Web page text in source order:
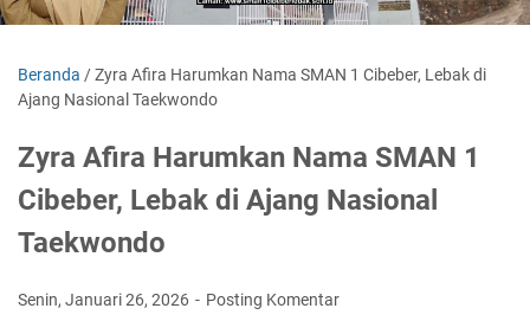
Beranda /Zyra Afira Harumkan Nama SMAN 1 Cibeber, Lebak di
Ajang Nasional Taekwondo
Zyra Afira Harumkan Nama SMAN 1
Cibeber, Lebak di Ajang Nasional
Taekwondo
Senin, Januari 26, 2026 Posting Komentar